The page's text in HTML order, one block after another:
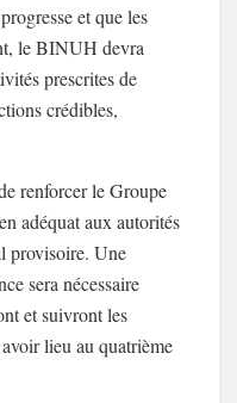
et que les
le BINUH devra
prescrites de
crédibles,
renforcer le Groupe
adéquat aux autorités
provisoire. Une
sera nécessaire
et suivront les
lieu au quatrième